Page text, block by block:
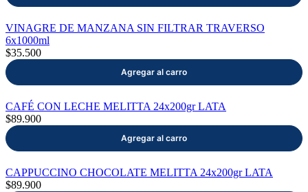
VINAGRE DE MANZANA SIN FILTRAR TRAVERSO
6x1000ml
$35.500
CAFÉ CON LECHE MELITTA 24x200gr LATA
$89.900
CAPPUCCINO CHOCOLATE MELITTA 24x200gr LATA
$89.900